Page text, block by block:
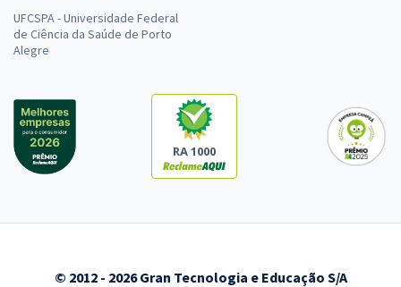
UFCSPA - Universidade Federal
de Ciência da Saúde de Porto
Alegre
RA 1000
© 2012 - 2026 Gran Tecnologia e Educação S/A